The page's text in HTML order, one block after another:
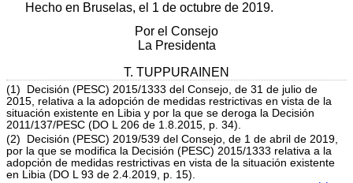
Hecho en Bruselas, el 1 de octubre de 2019.
Por el Consejo
La Presidenta
T. TUPPURAINEN
(1) Decisión (PESC) 2015/1333 del Consejo, de 31 de julio de
2015, relativa a la adopción de medidas restrictivas en vista de la
situación existente en Libia y por la que se deroga la Decisión
2011/137/PESC (DO L 206 de 1.8.2015, p. 34).
(2) Decisión (PESC) 2019/539 del Consejo, de 1 de abril de 2019,
por la que se modifica la Decisión (PESC) 2015/1333 relativa a la
adopción de medidas restrictivas en vista de la situación existente
en Libia (DO L 93 de 2.4.2019, p. 15).